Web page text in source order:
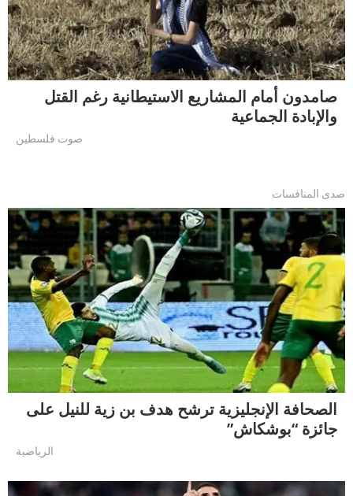
صامدون أمام المشاريع الاستيطانية رغم القتل
والإبادة الجماعية
صوت فلسطين
صدى المنافسات
الصحافة الإنجليزية ترشح هدف بن زية للنيل على
جائزة “بوشكاش”
الرياضية